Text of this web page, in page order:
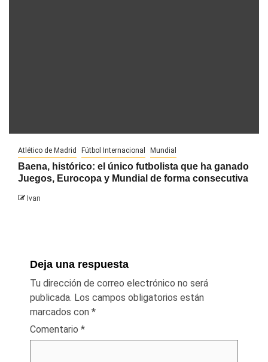
Atlético de Madrid Fútbol Internacional Mundial
Baena, histórico: el único futbolista que ha ganado
Juegos, Eurocopa y Mundial de forma consecutiva
Ivan
Deja una respuesta
Tu dirección de correo electrónico no será
publicada. Los campos obligatorios están
marcados con *
Comentario *